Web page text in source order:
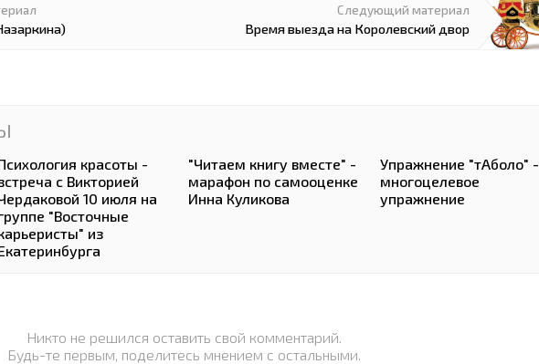
Следующий материал
Время выезда на Королевский двор
красоты -
с Викторией
10 июля на
"Восточные
из
"Читаем книгу вместе" -
марафон по самооценке
Инна Куликова
Упражнение "тАболо" -
многоцелевое
упражнение
Никто не решился оставить свой комментарий.
Будь-те первым, поделитесь мнением с остальными.